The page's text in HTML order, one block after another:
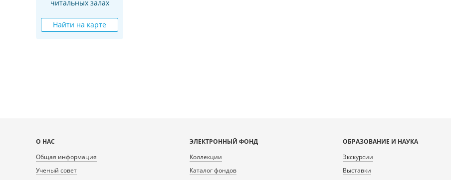
читальных залах
Найти на карте
Карта
сайта
О НАС
Общая информация
Ученый совет
ЭЛЕКТРОННЫЙ ФОНД
Коллекции
Каталог фондов
ОБРАЗОВАНИЕ И НАУКА
Экскурсии
Выставки